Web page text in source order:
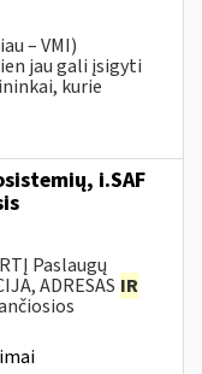
– VMI)
jau gali įsigyti
kurie
i.SAF
Paslaugų
ADRESAS IR